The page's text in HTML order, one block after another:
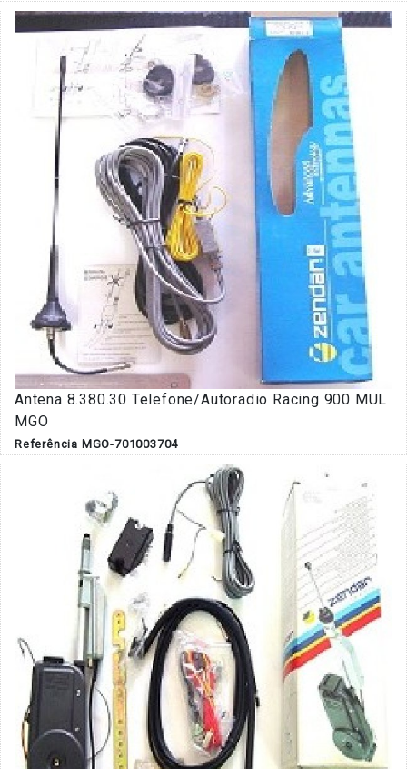
Antena 8.380.30 Telefone/Autoradio Racing 900 MUL
MGO
Referência MGO-701003704